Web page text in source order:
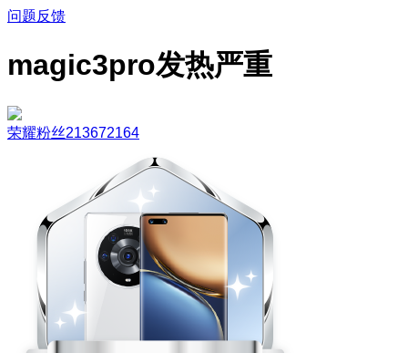
问题反馈
magic3pro发热严重
荣耀粉丝213672164